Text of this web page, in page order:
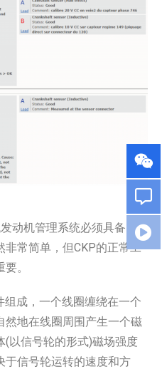
动机管理系统必须具备的
常简单，但CKP的正常工
。
组成，一个线圈缠绕在一个
然地在线圈周围产生一个磁
(以信号轮的形式)磁场强度
于信号轮运转的速度和方